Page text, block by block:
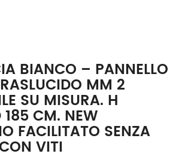
BIANCO – PANNELLO
MM 2
SU MISURA. H
CM. NEW
FACILITATO SENZA
VITI